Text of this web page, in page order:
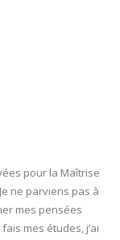
pour la Maîtrise
ne parviens pas à
mes pensées
mes études, j’ai